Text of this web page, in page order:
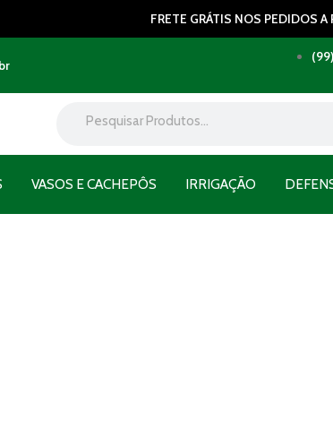
FRETE GRÁTIS NOS PEDIDOS
VASOS E CACHEPÔS IRRIGAÇÃO